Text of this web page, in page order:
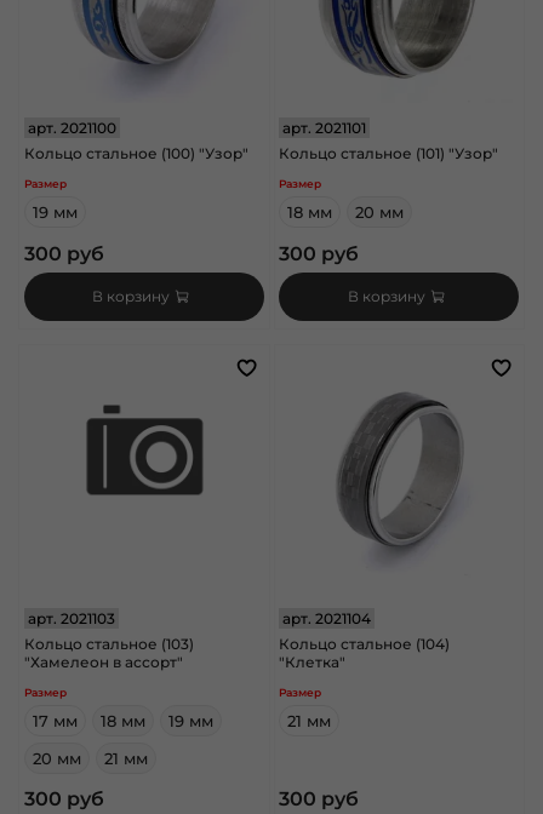
арт. 2021100
Кольцо стальное (100) "Узор"
Размер
19 мм
300 руб
В корзину
арт.2021101
Кольцо стальное (101) "Узор"
Размер
18 мм 20 мм
300 руб
В корзину
арт. 2021103
Кольцо стальное (103)
"Хамелеон в ассорт"
Размер
17 мм 18 мм
19 мм
20 мм
21 мм
300 руб
арт.2021104
Кольцо стальное (104)
"Клетка"
Размер
21 мм
300 руб